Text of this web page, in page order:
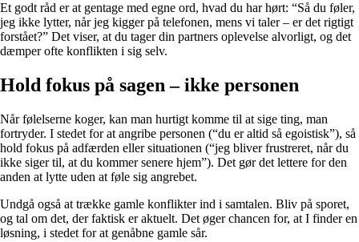
Et godt råd er at gentage med egne ord, hvad du har hørt: “Så du føler,
jeg ikke lytter, når jeg kigger på telefonen, mens vi taler – er det rigtigt
forstået?” Det viser, at du tager din partners oplevelse alvorligt, og det
dæmper ofte konflikten i sig selv.
Hold fokus på sagen – ikke personen
Når følelserne koger, kan man hurtigt komme til at sige ting, man
fortryder. I stedet for at angribe personen (“du er altid så egoistisk”), så
hold fokus på adfærden eller situationen (“jeg bliver frustreret, når du
ikke siger til, at du kommer senere hjem”). Det gør det lettere for den
anden at lytte uden at føle sig angrebet.
Undgå også at trække gamle konflikter ind i samtalen. Bliv på sporet,
og tal om det, der faktisk er aktuelt. Det øger chancen for, at I finder en
løsning, i stedet for at genåbne gamle sår.